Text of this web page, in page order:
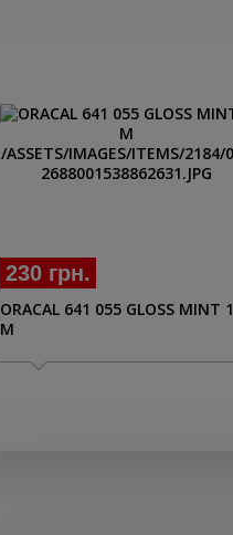
230 грн.
ORACAL 641 055 GLOSS MINT 1
M